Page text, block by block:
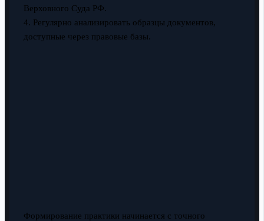
Верховного Суда РФ.
4. Регулярно анализировать образцы документов,
доступные через правовые базы.
Формирование практики начинается с точного